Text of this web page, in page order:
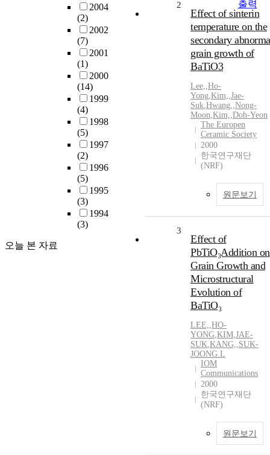
2004
(2)
2002
(7)
2001
(1)
2000
(14)
1999
(4)
1998
(5)
1997
(2)
1996
(5)
1995
(3)
1994
(3)
오늘 본 자료
출력
2
Effect of sinterin
temperature on the
secondary
grain growth of
BaTiO3
Lee,,Ho-
Yong,Kim,,Jae-
Suk,Hwang,,Nong-
Moon,Kim,,Doh-Yeon
The Europen
Ceramic Society
2000
한국연구재단
(NRF)
원문보기
3
Effect of
PbTiO₃Addition on
Grain Growth and
Microstructural
Evolution of
BaTiO₃
LEE,,HO-
YONG,KIM,JAE-
SUK,KANG,,SUK-
JOONG.L
IOM
Communications
2000
한국연구재단
(NRF)
원문보기